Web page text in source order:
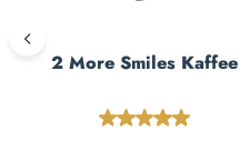
2 More Smiles Kaffee